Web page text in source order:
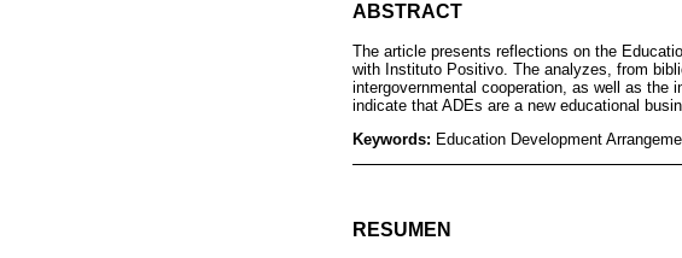
ABSTRACT
The article presents reflections on the
with Instituto Positivo. The analyzes, from
intergovernmental cooperation, as well as the
indicate that ADEs are a new educational
Keywords: Education Development
RESUMEN